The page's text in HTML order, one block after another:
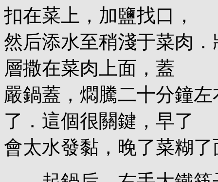
扣在菜上，加鹽找口，
然后添水至稍淺于菜肉
層撒在菜肉上面，蓋
嚴鍋蓋，燜騰二十分鐘
了．這個很關鍵，早了
會太水發黏，晚了菜糊